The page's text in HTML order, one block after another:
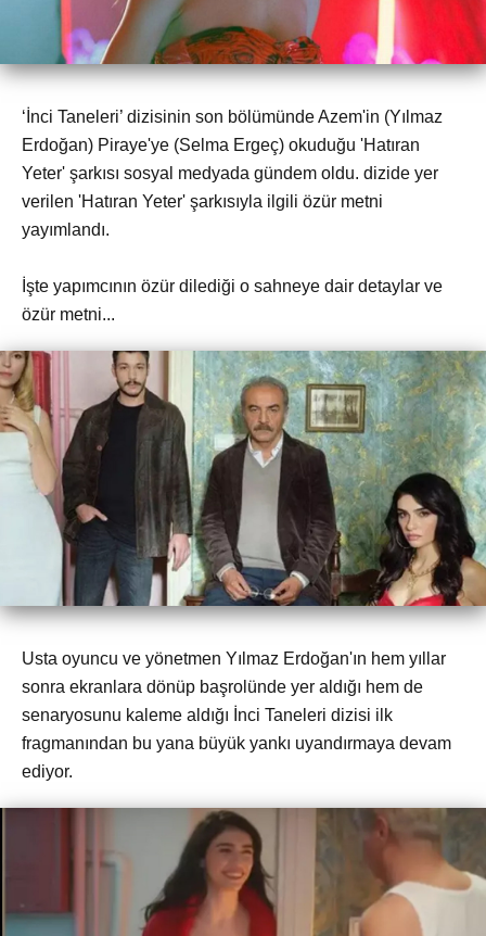
‘İnci Taneleri’ dizisinin son bölümünde Azem'in (Yılmaz
Erdoğan) Piraye'ye (Selma Ergeç) okuduğu 'Hatıran
Yeter' şarkısı sosyal medyada gündem oldu. dizide yer
verilen 'Hatıran Yeter' şarkısıyla ilgili özür metni
yayımlandı.
İşte yapımcının özür dilediği o sahneye dair detaylar ve
özür metni...
Usta oyuncu ve yönetmen Yılmaz Erdoğan'ın hem yıllar
sonra ekranlara dönüp başrolünde yer aldığı hem de
senaryosunu kaleme aldığı İnci Taneleri dizisi ilk
fragmanından bu yana büyük yankı uyandırmaya devam
ediyor.